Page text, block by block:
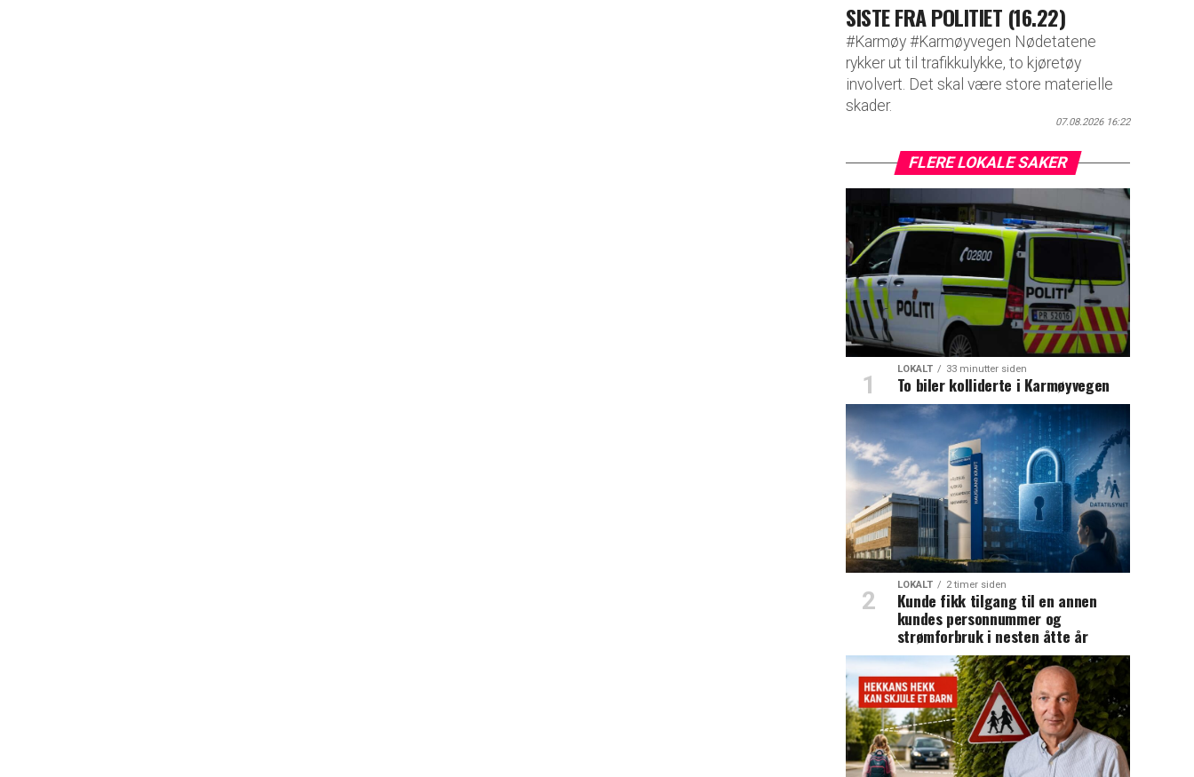
SISTE FRA POLITIET (16.22)
#Karmøy #Karmøyvegen Nødetatene
rykker ut til trafikkulykke, to kjøretøy
involvert. Det skal være store materielle
skader.
07.08.2026 16:22
FLERE LOKALE SAKER
LOKALT 33 minutter siden
To biler kolliderte i Karmøyvegen
LOKALT 2 timer siden
Kunde fikk tilgang til en annen
kundes personnummer og
strømforbruk i nesten åtte år